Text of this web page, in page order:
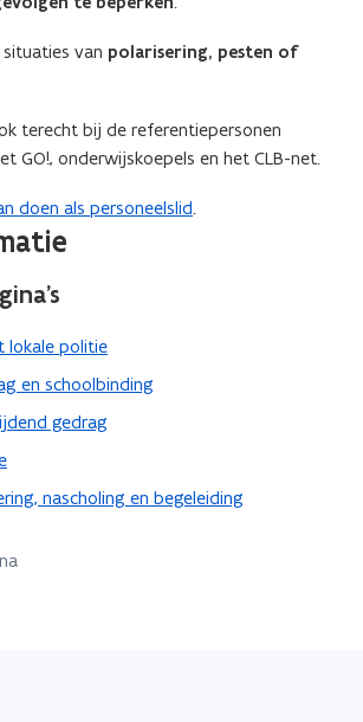
van polarisering, pesten of
terecht bij de referentiepersonen
GO!, onderwijskoepels en het CLB-net.
doen als personeelslid.
lokale politie
en schoolbinding
gedrag
nascholing en begeleiding